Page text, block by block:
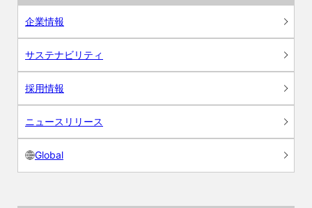
企業情報
サステナビリティ
採用情報
ニュースリリース
Global